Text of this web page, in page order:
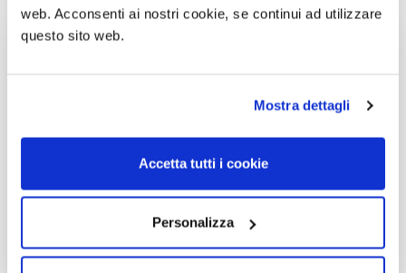
web. Acconsenti ai nostri cookie, se continui ad utilizzare
questo sito web.
Mostra dettagli
Accetta tutti i cookie
Personalizza
Iscriviti alla newsletter